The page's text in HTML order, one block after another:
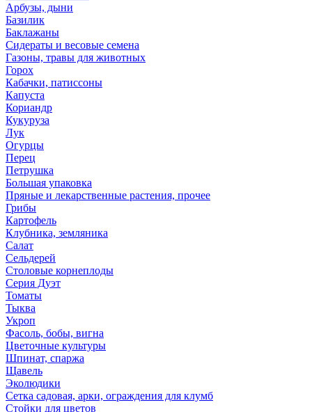
Арбузы, дыни
Базилик
Баклажаны
Сидераты и весовые семена
Газоны, травы для животных
Горох
Кабачки, патиссоны
Капуста
Кориандр
Кукуруза
Лук
Огурцы
Перец
Петрушка
Большая упаковка
Пряные и лекарственные растения, прочее
Грибы
Картофель
Клубника, земляника
Салат
Сельдерей
Столовые корнеплоды
Серия Дуэт
Томаты
Тыква
Укроп
Фасоль, бобы, вигна
Цветочные культуры
Шпинат, спаржа
Щавель
Эколюдики
Сетка садовая, арки, ограждения для клумб
Стойки для цветов